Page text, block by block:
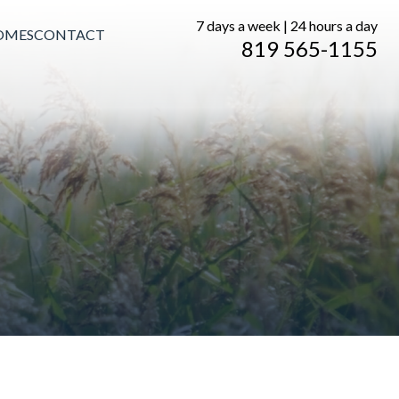
CONTACT
7 days a week | 24 hours a day
819 565-1155